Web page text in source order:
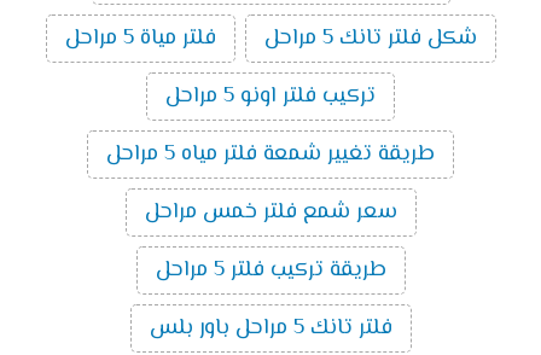
شكل فلتر تانك 5 مراحل
فلتر مياة 5 مراحل
تركيب فلتر اونو 5 مراحل
طريقة تغيير شمعة فلتر مياه 5 مراحل
سعر شمع فلتر خمس مراحل
طريقة تركيب فلتر 5 مراحل
فلتر تانك 5 مراحل باور بلس